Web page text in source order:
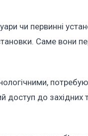
чи первинні
Саме вони
до західних